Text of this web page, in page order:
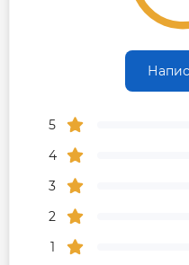
5
4
3
2
1